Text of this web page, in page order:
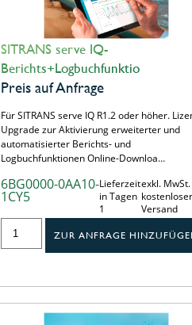
SITRANS serve IQ-
Berichts+Logbuchfunktio
Preis auf Anfrage
Für SITRANS serve IQ R1.2 oder höher.
Upgrade zur Aktivierung erweiterter und
automatisierter Berichts- und
Logbuchfunktionen Online-Downloa…
6BG0000-0AA10-
1CY5
Lieferzeit
in Tagen
1
exkl.
kostenloser
Versand
ZUR ANFRAGE